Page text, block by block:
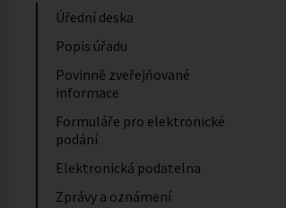
Úřední deska
Popis úřadu
Povinně zveřejňované
informace
Formuláře pro elektronické
podání
Elektronická podatelna
Zprávy a oznámení